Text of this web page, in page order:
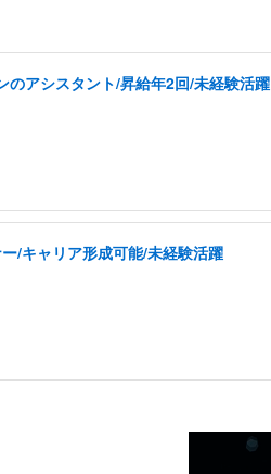
アシスタント/昇給年2回/未経験活躍
/キャリア形成可能/未経験活躍